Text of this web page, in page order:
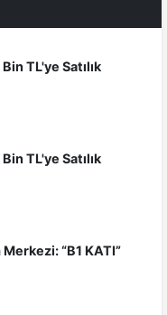
TL'ye Satılık
TL'ye Satılık
Merkezi: “B1 KATI”